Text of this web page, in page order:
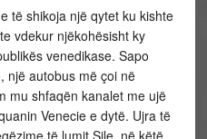
të shikoja një qytet ku kishte
vdekur njëkohësisht ky
venedikase. Sapo
një autobus më çoi në
mu shfaqën kanalet me ujë
Venecie e dytë. Ujra të
të lumit Sile, në këtë